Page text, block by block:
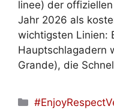
linee) der
Jahr 2026 als
wichtigsten Linien:
Hauptschlagadern
Grande), die
Kategorien